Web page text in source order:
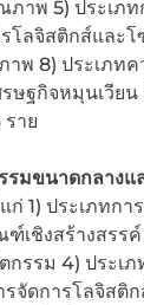
าพ 5) ประเภท
โลจิสติกส์และ
าพ 8) ประเภท
รษฐกิจหมุนเวีย
ราย
รมขนาดกลางแ
ก่ 1) ประเภทก
ชิงสร้างสรรค์
กรรม 4) ประเ
รจัดการโลจิสติ